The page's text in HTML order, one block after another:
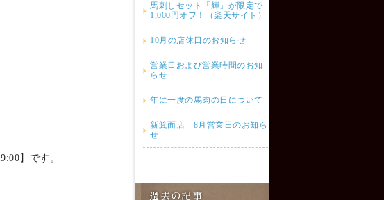
】です。
馬刺しセット「輝」が限定で
1,000円オフ！（楽天サイト）
10月の店休日のお知らせ
営業日および営業時間のお知
らせ
年に一度の馬肉の日について
新箕面店 8月営業日のお知ら
せ